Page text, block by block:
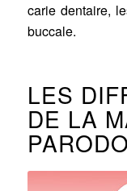
carie dentaire,
buccale.
LES
DE LA